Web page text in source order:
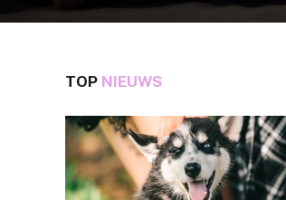
TOP NIEUWS